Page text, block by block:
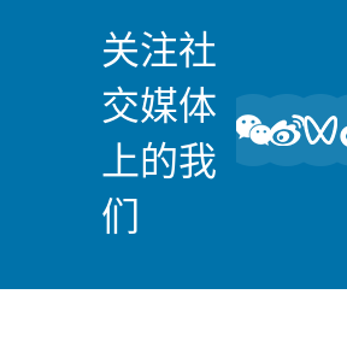
关注社
交媒体
上的我
们